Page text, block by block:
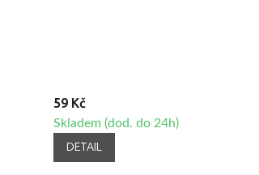
59 Kč
Skladem (dod. do 24h)
DETAIL